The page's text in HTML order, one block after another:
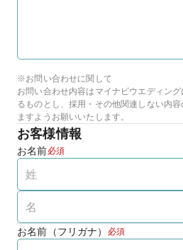
※お問い合わせに関して
お問い合わせ内容はマイナビウエディン
るものとし、採用・その他関連しない内
ますようお願いいたします。
お客様情報
お名前必須
お名前（フリガナ） 必須